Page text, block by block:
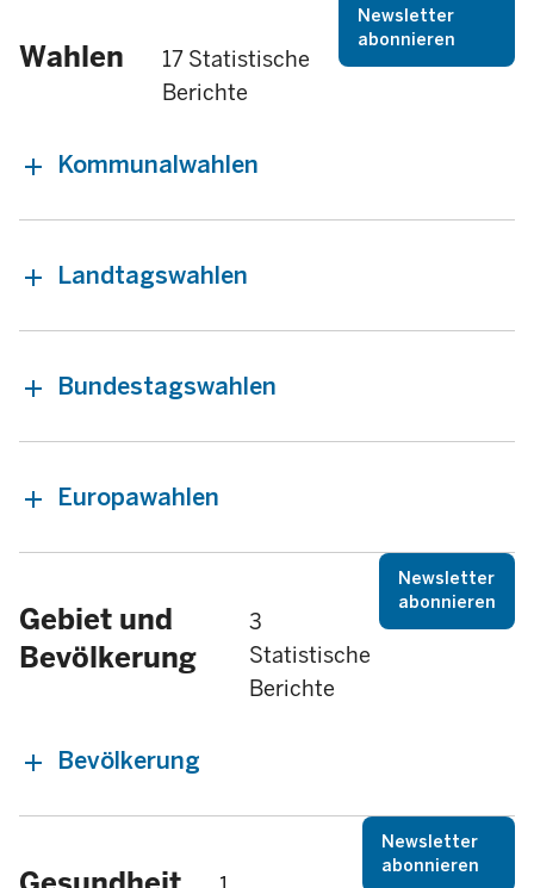
Wahlen
17 Statistische
Berichte
Newsletter
abonnieren
Kommunalwahlen
Landtagswahlen
Bundestagswahlen
Europawahlen
Gebiet und
Bevölkerung
3
Statistische
Berichte
Newsletter
abonnieren
Bevölkerung
Newsletter
abonnieren